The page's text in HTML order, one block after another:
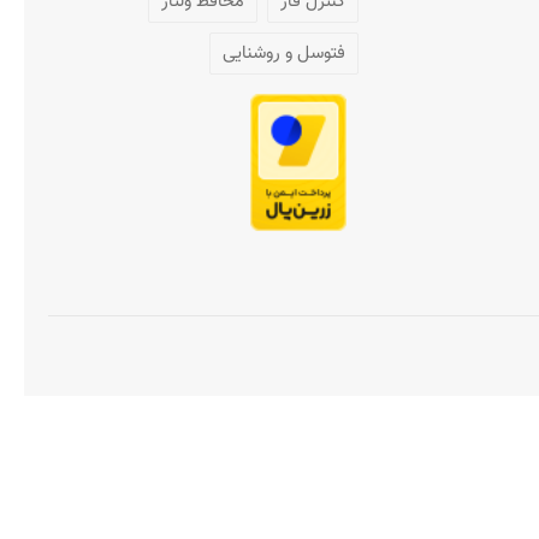
فتوسل و روشنایی